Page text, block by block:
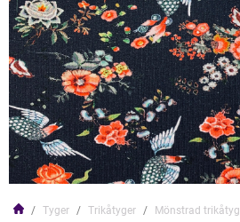
Tyger Trikåtyger Mönstrad trikåtyg